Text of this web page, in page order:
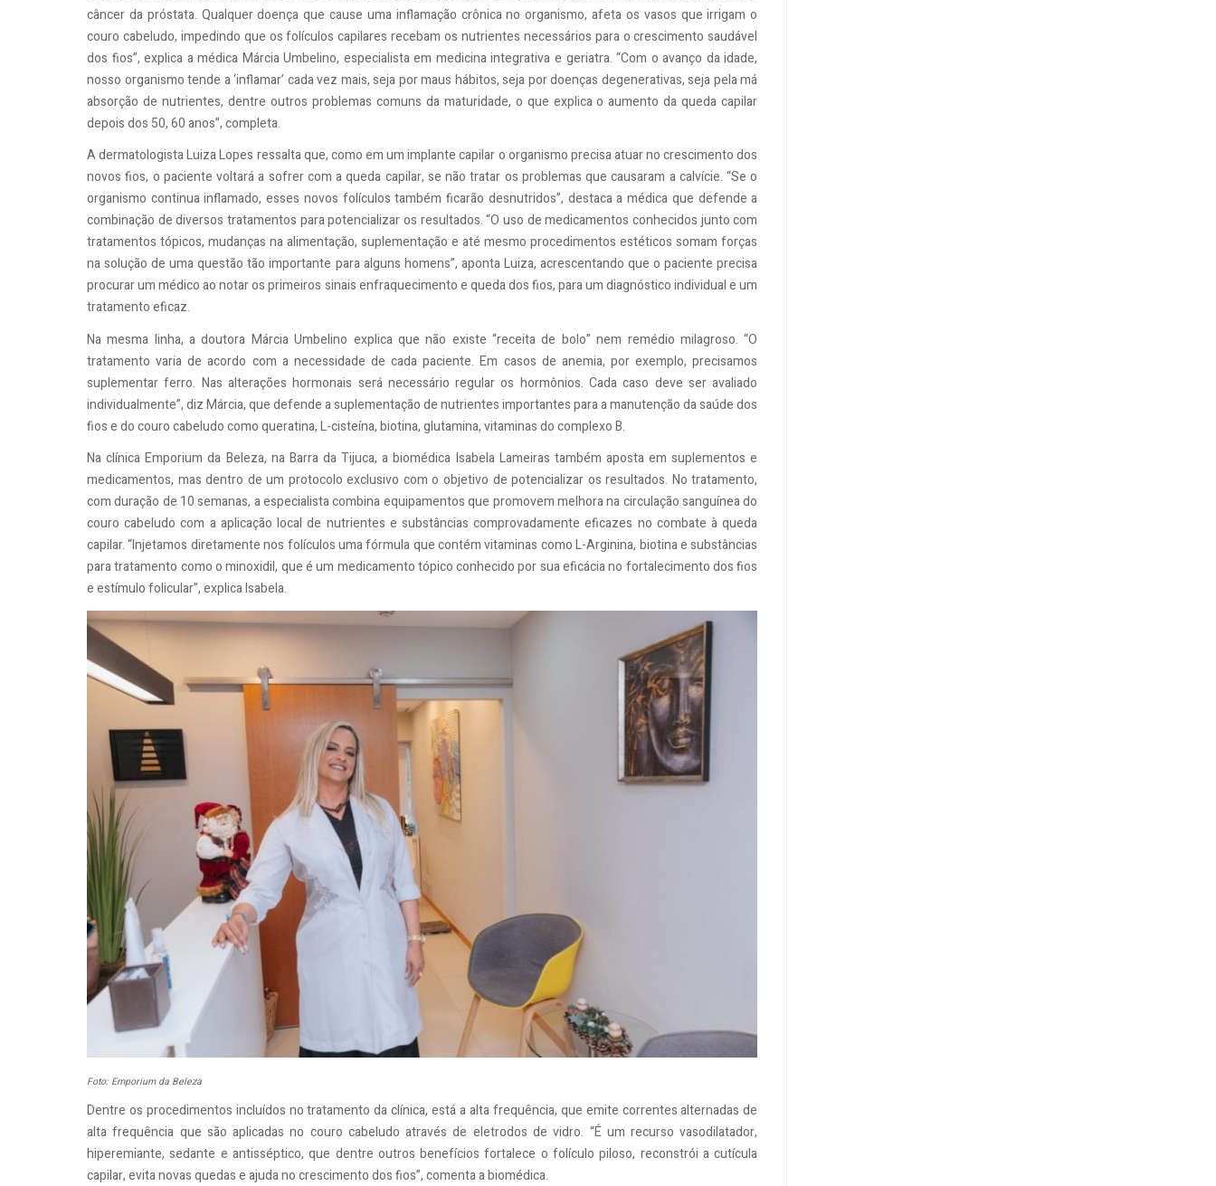
câncer da próstata. Qualquer doença que cause uma inflamação crônica no organismo, afeta os vasos que irrigam o
couro cabeludo, impedindo que os folículos capilares recebam os nutrientes necessários para o crescimento saudável
dos fios”, explica a médica Márcia Umbelino, especialista em medicina integrativa e geriatra. “Com o avanço da idade,
nosso organismo tende a ‘inflamar’ cada vez mais, seja por maus hábitos, seja por doenças degenerativas, seja pela má
absorção de nutrientes, dentre outros problemas comuns da maturidade, o que explica o aumento da queda capilar
depois dos 50, 60 anos”, completa.
A dermatologista Luiza Lopes ressalta que, como em um implante capilar o organismo precisa atuar no crescimento dos
novos fios, o paciente voltará a sofrer com a queda capilar, se não tratar os problemas que causaram a calvície. “Se o
organismo continua inflamado, esses novos folículos também ficarão desnutridos”, destaca a médica que defende a
combinação de diversos tratamentos para potencializar os resultados. “O uso de medicamentos conhecidos junto com
tratamentos tópicos, mudanças na alimentação, suplementação e até mesmo procedimentos estéticos somam forças
na solução de uma questão tão importante para alguns homens”, aponta Luiza, acrescentando que o paciente precisa
procurar um médico ao notar os primeiros sinais enfraquecimento e queda dos fios, para um diagnóstico individual e um
tratamento eficaz.
Na mesma linha, a doutora Márcia Umbelino explica que não existe “receita de bolo” nem remédio milagroso. “O
tratamento varia de acordo com a necessidade de cada paciente. Em casos de anemia, por exemplo, precisamos
suplementar ferro. Nas alterações hormonais será necessário regular os hormônios. Cada caso deve ser avaliado
individualmente”, diz Márcia, que defende a suplementação de nutrientes importantes para a manutenção da saúde dos
fios e do couro cabeludo como queratina, L-cisteína, biotina, glutamina, vitaminas do complexo B.
Na clínica Emporium da Beleza, na Barra da Tijuca, a biomédica Isabela Lameiras também aposta em suplementos e
medicamentos, mas dentro de um protocolo exclusivo com o objetivo de potencializar os resultados. No tratamento,
com duração de 10 semanas, a especialista combina equipamentos que promovem melhora na circulação sanguínea do
couro cabeludo com a aplicação local de nutrientes e substâncias comprovadamente eficazes no combate à queda
capilar. “Injetamos diretamente nos folículos uma fórmula que contém vitaminas como L-Arginina, biotina e substâncias
para tratamento como o minoxidil, que é um medicamento tópico conhecido por sua eficácia no fortalecimento dos fios
e estímulo folicular”, explica Isabela.
Foto: Emporium da Beleza
Dentre os procedimentos incluídos no tratamento da clínica, está a alta frequência, que emite correntes alternadas de
alta frequência que são aplicadas no couro cabeludo através de eletrodos de vidro. “É um recurso vasodilatador,
hiperemiante, sedante e antisséptico, que dentre outros benefícios fortalece o folículo piloso, reconstrói a cutícula
capilar, evita novas quedas e ajuda no crescimento dos fios”, comenta a biomédica.